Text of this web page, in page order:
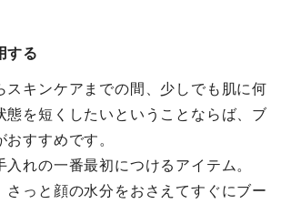
する
スキンケアまでの間、少しでも肌に何
態を短くしたいということならば、ブ
すすめです。
れの一番最初につけるアイテム。
さっと顔の水分をおさえてすぐにブー